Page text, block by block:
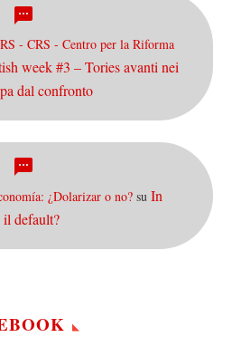
- CRS - Centro per la Riforma
week #3 – Tories avanti nei
dal confronto
¿Dolarizar o no? su In
il default?